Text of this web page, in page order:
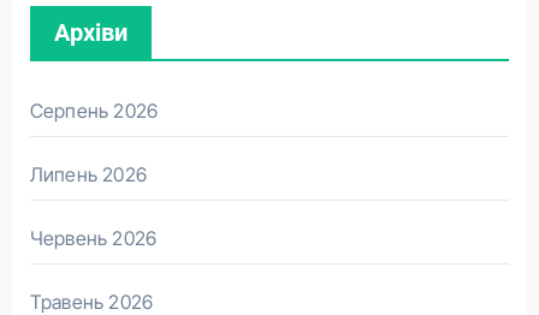
Архіви
Серпень 2026
Липень 2026
Червень 2026
Травень 2026